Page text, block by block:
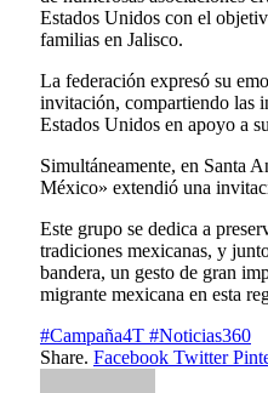
Estados Unidos con el
familias en Jalisco.
La federación expresó su
invitación, compartiendo las
Estados Unidos en apoyo a
Simultáneamente, en Santa
México» extendió una
Este grupo se dedica a
tradiciones mexicanas, y
bandera, un gesto de gran
migrante mexicana en esta
#Campaña4T #Noticias360
Share. Facebook Twitter